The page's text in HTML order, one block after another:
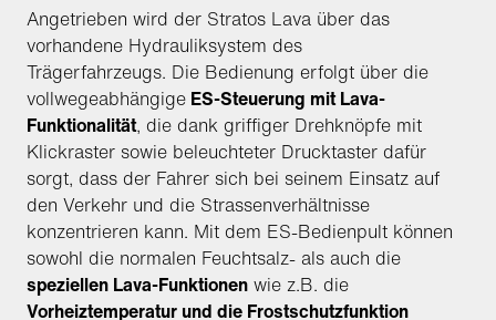
Angetrieben wird der Stratos Lava über das
vorhandene Hydrauliksystem des
Trägerfahrzeugs. Die Bedienung erfolgt über die
vollwegeabhängige ES-Steuerung mit Lava-
Funktionalität, die dank griffiger Drehknöpfe mit
Klickraster sowie beleuchteter Drucktaster dafür
sorgt, dass der Fahrer sich bei seinem Einsatz auf
den Verkehr und die Strassenverhältnisse
konzentrieren kann. Mit dem ES-Bedienpult können
sowohl die normalen Feuchtsalz- als auch die
speziellen Lava-Funktionen wie z.B. die
Vorheiztemperatur und die Frostschutzfunktion